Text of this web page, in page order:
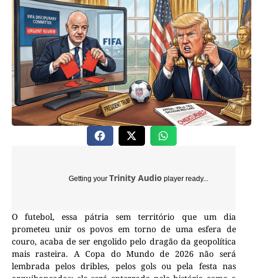
Getting your Trinity Audio player ready...
O futebol, essa pátria sem território que um dia
prometeu unir os povos em torno de uma esfera de
couro, acaba de ser engolido pelo dragão da geopolítica
mais rasteira. A Copa do Mundo de 2026 não será
lembrada pelos dribles, pelos gols ou pela festa nas